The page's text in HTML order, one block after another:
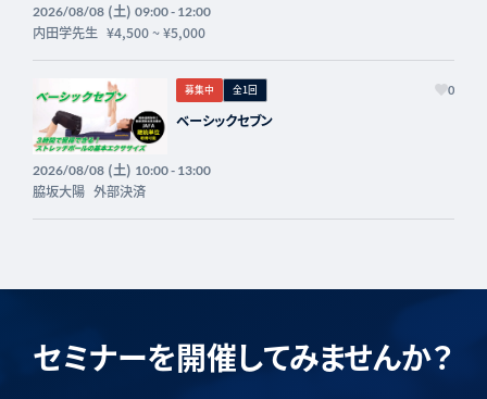
フォーライフ】
2026/08/08(土) 09:00 - 12:00
内田学先生 ¥4,500~¥5,000
募集中 全1回 0
ベーシックセブン
2026/08/08(土) 10:00 - 13:00
脇坂大陽 外部決済
セミナーを開催してみませんか？